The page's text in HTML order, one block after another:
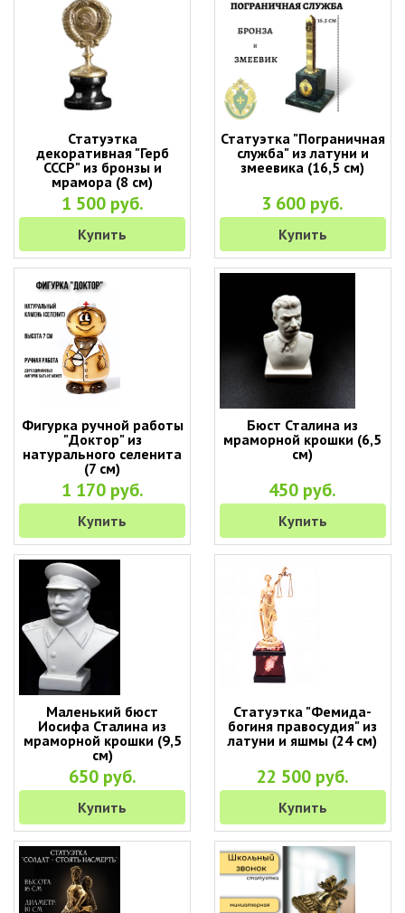
Статуэтка
декоративная "Герб
СССР" из бронзы и
мрамора (8 см)
1 500 руб.
Купить
Статуэтка "Пограничная
служба" из латуни и
змеевика (16,5 см)
3 600 руб.
Купить
Фигурка ручной работы
"Доктор" из
натурального селенита
(7 см)
1 170 руб.
Купить
Бюст Сталина из
мраморной крошки (6,5
см)
450 руб.
Купить
Маленький бюст
Иосифа Сталина из
мраморной крошки (9,5
см)
650 руб.
Купить
Статуэтка "Фемида-
богиня правосудия" из
латуни и яшмы (24 см)
22 500 руб.
Купить